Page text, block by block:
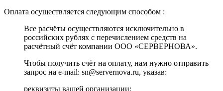
Оплата осуществляется следующим способом :
Все расчёты осуществляются исключительно в
российских рублях с перечислением средств на
расчётный счёт компании ООО «СЕРВЕРНОВА».
Чтобы получить счёт на оплату, нам нужно отправить
запрос на e-mail: sn@servernova.ru, указав:
реквизиты вашей организации;